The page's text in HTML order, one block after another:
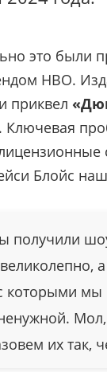
это были
HBO.
и приквел
Ключевая
Блойс
получили
которыми мы
их так,